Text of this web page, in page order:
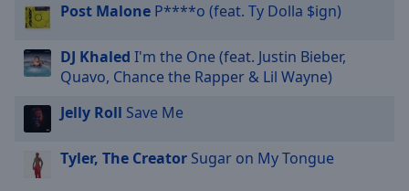
Post Malone P****o (feat. Ty Dolla $ign)
DJ Khaled I'm the One (feat. Justin Bieber,
Quavo, Chance the Rapper & Lil Wayne)
Jelly Roll Save Me
Tyler, The Creator Sugar on My Tongue